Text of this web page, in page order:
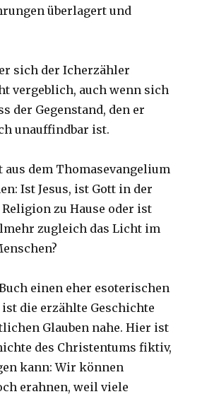
überlagert und
sich der Icherzähler
vergeblich, auch wenn sich
der Gegenstand, den er
unauffindbar ist.
aus dem Thomasevangelium
Ist Jesus, ist Gott in der
zu Hause oder ist
zugleich das Licht im
einen eher esoterischen
die erzählte Geschichte
Glauben nahe. Hier ist
des Christentums fiktiv,
kann: Wir können
erahnen, weil viele